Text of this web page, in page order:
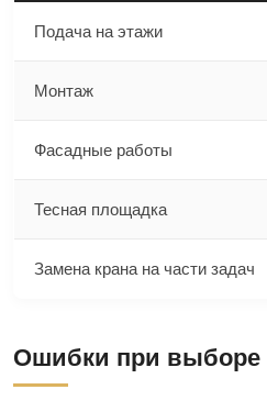
Подача на этажи
Монтаж
Фасадные работы
Тесная площадка
Замена крана на части задач
Ошибки при выборе